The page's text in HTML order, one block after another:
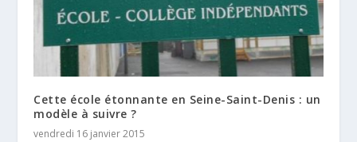
Cette école étonnante en Seine-Saint-Denis : un
modèle à suivre ?
vendredi 16 janvier 2015